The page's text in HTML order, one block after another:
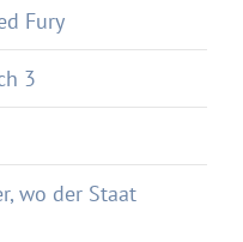
Fury
3
wo der Staat